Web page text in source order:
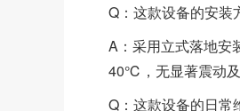
Q：这款设备的安装
A：采用立式落地安
40℃，无显著震动及
Q：这款设备的日常